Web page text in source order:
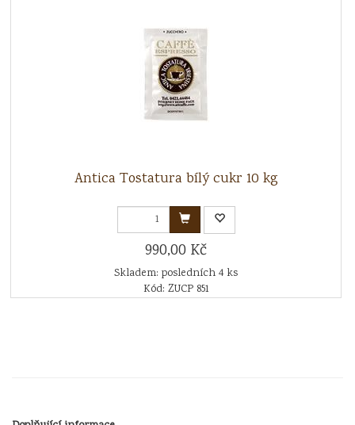
Antica Tostatura bílý cukr 10 kg
990,00 Kč
Skladem: posledních 4 ks
Kód: ZUCP 851